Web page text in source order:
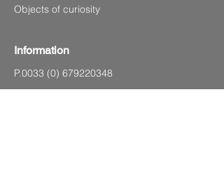
Objects of curiosity
Information
P.0033 (0) 679220348